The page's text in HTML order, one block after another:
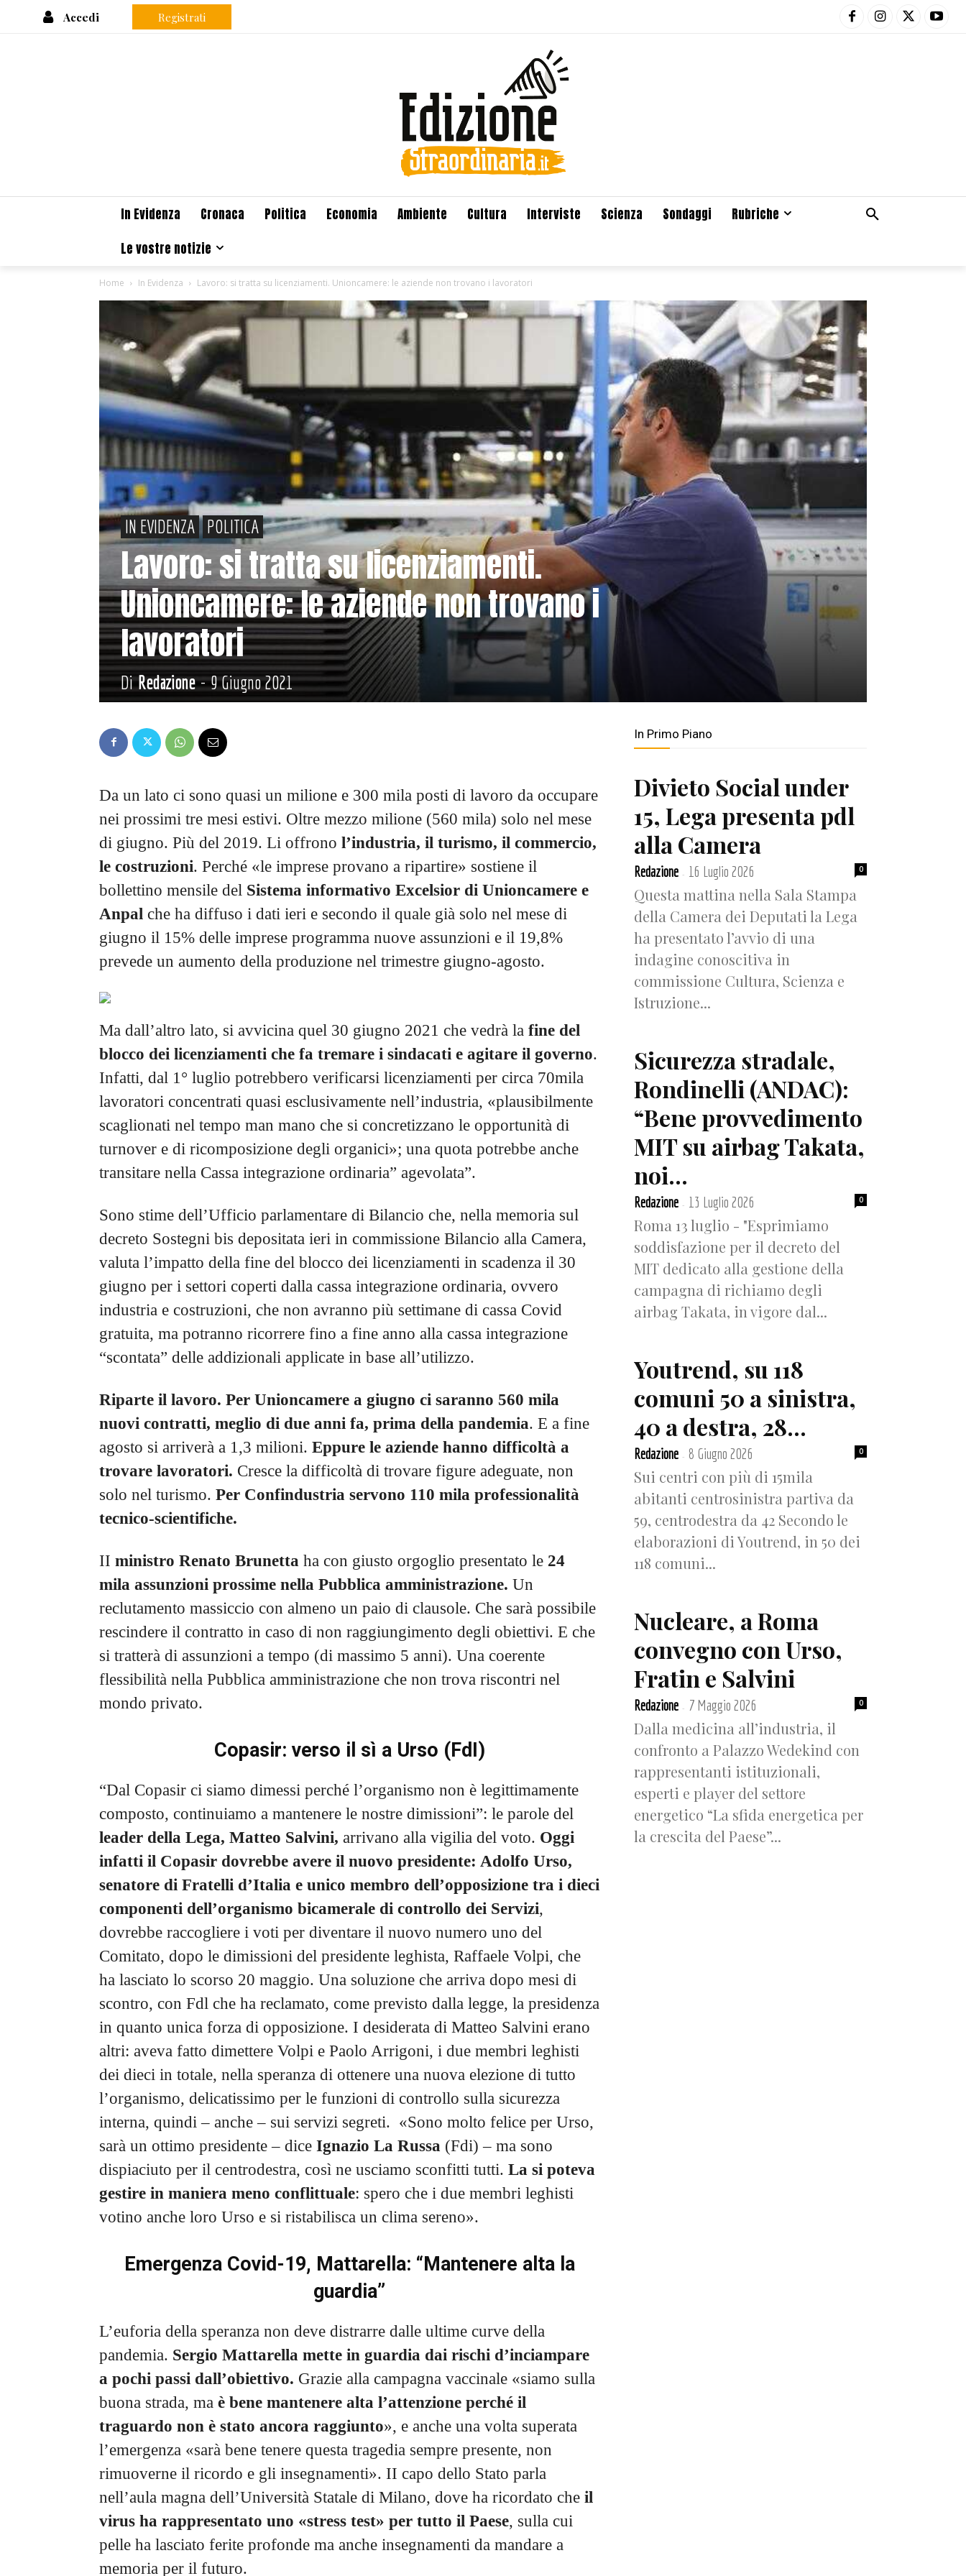
Accedi Registrati
In Evidenza Cronaca Politica Economia Ambiente Cultura Interviste Scienza Sondaggi
Rubriche
Le vostre notizie
Home In Evidenza Lavoro: si tratta su licenziamenti. Unioncamere: le aziende non trovano i lavoratori
IN EVIDENZA POLITICA
Lavoro: si tratta su licenziamenti.
Unioncamere: le aziende non trovano i
lavoratori
Di Redazione- 9 Giugno 2021
Da un lato ci sono quasi un milione e 300 mila posti di lavoro da occupare
nei prossimi tre mesi estivi. Oltre mezzo milione (560 mila) solo nel mese
di giugno. Più del 2019. Li offrono l’industria, il turismo, il commercio,
le costruzioni. Perché «le imprese provano a ripartire» sostiene il
bollettino mensile del Sistema informativo Excelsior di Unioncamere e
Anpal che ha diffuso i dati ieri e secondo il quale già solo nel mese di
giugno il 15% delle imprese programma nuove assunzioni e il 19,8%
prevede un aumento della produzione nel trimestre giugno-agosto.
Ma dall’altro lato, si avvicina quel 30 giugno 2021 che vedrà la fine del
blocco dei licenziamenti che fa tremare i sindacati e agitare il governo.
Infatti, dal 1° luglio potrebbero verificarsi licenziamenti per circa 70mila
lavoratori concentrati quasi esclusivamente nell’industria, «plausibilmente
scaglionati nel tempo man mano che si concretizzano le opportunità di
turnover e di ricomposizione degli organici»; una quota potrebbe anche
transitare nella Cassa integrazione ordinaria” agevolata”.
Sono stime dell’Ufficio parlamentare di Bilancio che, nella memoria sul
decreto Sostegni bis depositata ieri in commissione Bilancio alla Camera,
valuta l’impatto della fine del blocco dei licenziamenti in scadenza il 30
giugno per i settori coperti dalla cassa integrazione ordinaria, ovvero
industria e costruzioni, che non avranno più settimane di cassa Covid
gratuita, ma potranno ricorrere fino a fine anno alla cassa integrazione
“scontata” delle addizionali applicate in base all’utilizzo.
Riparte il lavoro. Per Unioncamere a giugno ci saranno 560 mila
nuovi contratti, meglio di due anni fa, prima della pandemia. E a fine
agosto si arriverà a 1,3 milioni. Eppure le aziende hanno difficoltà a
trovare lavoratori. Cresce la difficoltà di trovare figure adeguate, non
solo nel turismo. Per Confindustria servono 110 mila professionalità
tecnico-scientifiche.
II ministro Renato Brunetta ha con giusto orgoglio presentato le 24
mila assunzioni prossime nella Pubblica amministrazione. Un
reclutamento massiccio con almeno un paio di clausole. Che sarà possibile
rescindere il contratto in caso di non raggiungimento degli obiettivi. E che
si tratterà di assunzioni a tempo (di massimo 5 anni). Una coerente
flessibilità nella Pubblica amministrazione che non trova riscontri nel
mondo privato.
Copasir: verso il sì a Urso (FdI)
“Dal Copasir ci siamo dimessi perché l’organismo non è legittimamente
composto, continuiamo a mantenere le nostre dimissioni”: le parole del
leader della Lega, Matteo Salvini, arrivano alla vigilia del voto. Oggi
infatti il Copasir dovrebbe avere il nuovo presidente: Adolfo Urso,
senatore di Fratelli d’Italia e unico membro dell’opposizione tra i dieci
componenti dell’organismo bicamerale di controllo dei Servizi,
dovrebbe raccogliere i voti per diventare il nuovo numero uno del
Comitato, dopo le dimissioni del presidente leghista, Raffaele Volpi, che
ha lasciato lo scorso 20 maggio. Una soluzione che arriva dopo mesi di
scontro, con Fdl che ha reclamato, come previsto dalla legge, la presidenza
in quanto unica forza di opposizione. I desiderata di Matteo Salvini erano
altri: aveva fatto dimettere Volpi e Paolo Arrigoni, i due membri leghisti
dei dieci in totale, nella speranza di ottenere una nuova elezione di tutto
l’organismo, delicatissimo per le funzioni di controllo sulla sicurezza
interna, quindi – anche – sui servizi segreti. «Sono molto felice per Urso,
sarà un ottimo presidente – dice Ignazio La Russa (Fdi) – ma sono
dispiaciuto per il centrodestra, così ne usciamo sconfitti tutti. La si poteva
gestire in maniera meno conflittuale: spero che i due membri leghisti
votino anche loro Urso e si ristabilisca un clima sereno».
Emergenza Covid-19, Mattarella: “Mantenere alta la
guardia”
L’euforia della speranza non deve distrarre dalle ultime curve della
pandemia. Sergio Mattarella mette in guardia dai rischi d’inciampare
a pochi passi dall’obiettivo. Grazie alla campagna vaccinale «siamo sulla
buona strada, ma è bene mantenere alta l’attenzione perché il
traguardo non è stato ancora raggiunto», e anche una volta superata
l’emergenza «sarà bene tenere questa tragedia sempre presente, non
rimuoverne il ricordo e gli insegnamenti». II capo dello Stato parla
nell’aula magna dell’Università Statale di Milano, dove ha ricordato che il
virus ha rappresentato uno «stress test» per tutto il Paese, sulla cui
pelle ha lasciato ferite profonde ma anche insegnamenti da mandare a
memoria per il futuro.
In Primo Piano
Divieto Social under
15, Lega presenta pdl
alla Camera
Redazione - 16 Luglio 2026 0
Questa mattina nella Sala Stampa
della Camera dei Deputati la Lega
ha presentato l’avvio di una
indagine conoscitiva in
commissione Cultura, Scienza e
Istruzione...
Sicurezza stradale,
Rondinelli (ANDAC):
“Bene provvedimento
MIT su airbag Takata,
noi...
Redazione - 13 Luglio 2026 0
Roma 13 luglio - "Esprimiamo
soddisfazione per il decreto del
MIT dedicato alla gestione della
campagna di richiamo degli
airbag Takata, in vigore dal...
Youtrend, su 118
comuni 50 a sinistra,
40 a destra, 28...
Redazione - 8 Giugno 2026 0
Sui centri con più di 15mila
abitanti centrosinistra partiva da
59, centrodestra da 42 Secondo le
elaborazioni di Youtrend, in 50 dei
118 comuni...
Nucleare, a Roma
convegno con Urso,
Fratin e Salvini
Redazione - 7 Maggio 2026 0
Dalla medicina all’industria, il
confronto a Palazzo Wedekind con
rappresentanti istituzionali,
esperti e player del settore
energetico “La sfida energetica per
la crescita del Paese”...